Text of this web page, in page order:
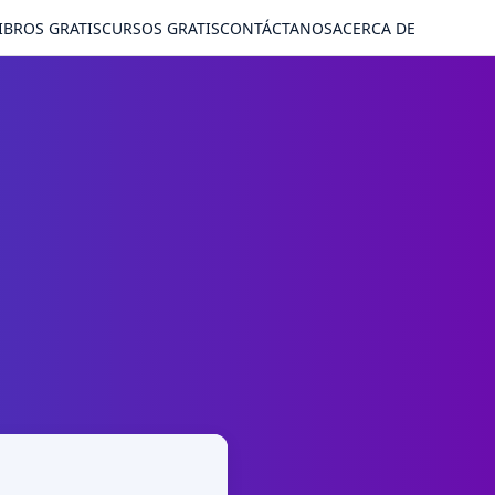
GRATISCURSOS GRATISCONTÁCTANOSACERCA DE